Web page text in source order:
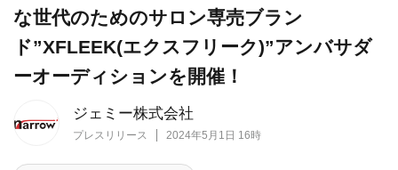
ジェミー株式会社
プレスリリース 2024年5月1日 16時
な世代のためのサロン専売ブラン
ド”XFLEEK(エクスフリーク)”アンバサダ
ーオーディションを開催！